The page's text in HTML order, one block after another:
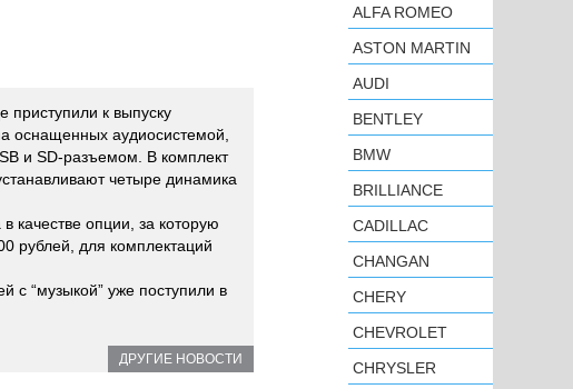
приступили к выпуску
оснащенных аудиосистемой,
и SD-разъемом. В комплект
четыре динамика
качестве опции, за которую
рублей, для комплектаций
с “музыкой” уже поступили в
ДРУГИЕ НОВОСТИ
ALFA ROMEO
ASTON MARTIN
AUDI
BENTLEY
BMW
BRILLIANCE
CADILLAC
CHANGAN
CHERY
CHEVROLET
CHRYSLER